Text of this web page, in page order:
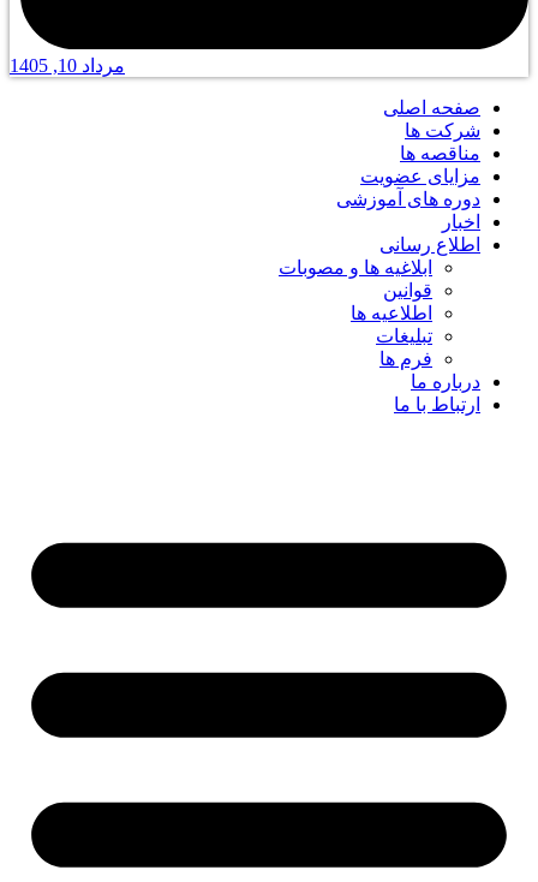
مرداد 10, 1405
صفحه اصلی
شرکت ها
مناقصه ها
مزایای عضویت
دوره های آموزشی
اخبار
اطلاع رسانی
ابلاغیه ها و مصوبات
قوانین
اطلاعیه ها
تبلیغات
فرم ها
درباره ما
ارتباط با ما